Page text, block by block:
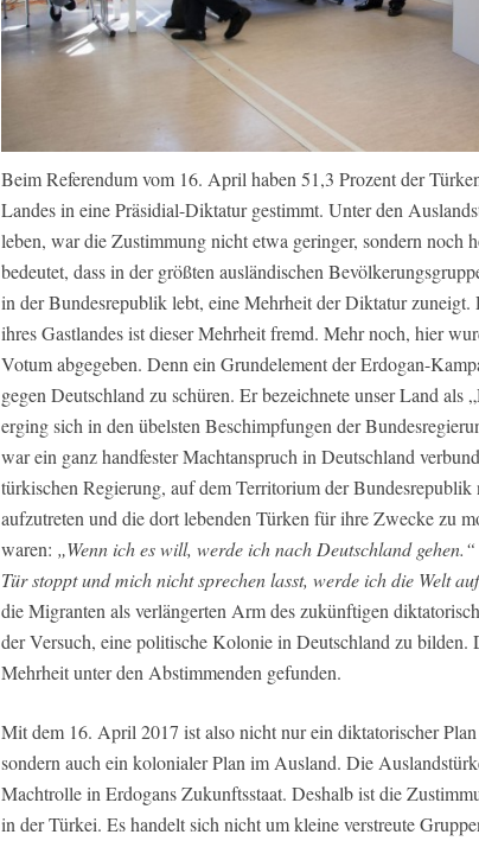
Beim Referendum vom 16. April haben 51,3 Prozent der
Landes in eine Präsidial-Diktatur gestimmt. Unter den
leben, war die Zustimmung nicht etwa geringer, sondern noch
bedeutet, dass in der größten ausländischen
in der Bundesrepublik lebt, eine Mehrheit der Diktatur
ihres Gastlandes ist dieser Mehrheit fremd. Mehr noch, hier
Votum abgegeben. Denn ein Grundelement der Erdogan-
gegen Deutschland zu schüren. Er bezeichnete unser Land als
erging sich in den übelsten Beschimpfungen der
war ein ganz handfester Machtanspruch in Deutschland
türkischen Regierung, auf dem Territorium der Bundesrepublik
aufzutreten und die dort lebenden Türken für ihre Zwecke zu
waren: „Wenn ich es will, werde ich nach Deutschland gehen.“
Tür stoppt und mich nicht sprechen lasst, werde ich die Welt
die Migranten als verlängerten Arm des zukünftigen
der Versuch, eine politische Kolonie in Deutschland zu bilden.
Mehrheit unter den Abstimmenden gefunden.
Mit dem 16. April 2017 ist also nicht nur ein diktatorischer
sondern auch ein kolonialer Plan im Ausland. Die
Machtrolle in Erdogans Zukunftsstaat. Deshalb ist die
in der Türkei. Es handelt sich nicht um kleine verstreute